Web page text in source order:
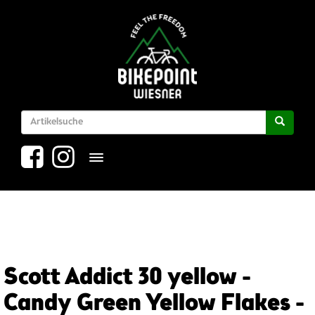
Toggle navigation
Scott Addict 30 yellow -
Candy Green Yellow Flakes -